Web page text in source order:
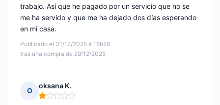
Publicado el 31/12/2025 à 18h26
tras una compra de 29/12/2025
trabajo. Así que he pagado por un servicio que no se
me ha servido y que me ha dejado dos días esperando
en mi casa.
O
oksana K.
Nota: 1 de 5